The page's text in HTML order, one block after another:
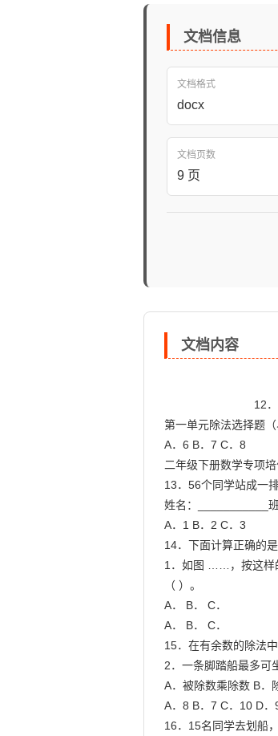
文档信息
文档格式
docx
文档页数
9 页
文档内容
第一单元除法选择题（
A．6 B．7 C．8
二年级下册数学专项培
13．56个同学站成一
姓名：___________
A．1 B．2 C．3
14．下面计算正确的是
1．如图 ……，按这样
（ ）。
A． B． C．
A． B． C．
15．在有余数的除法
2．一条脚踏船最多可
A．被除数乘除数 B．
A．8 B．7 C．10 D．
16．15名同学去划船